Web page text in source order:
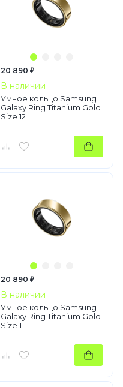
20 890 ₽
В наличии
Умное кольцо Samsung
Galaxy Ring Titanium Gold
Size 12
20 890 ₽
В наличии
Умное кольцо Samsung
Galaxy Ring Titanium Gold
Size 11